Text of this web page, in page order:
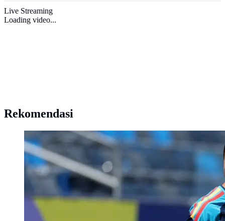
Live Streaming
Loading video...
Rekomendasi